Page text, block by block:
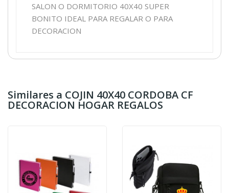
SALON O DORMITORIO 40X40 SUPER
BONITO IDEAL PARA REGALAR O PARA
DECORACION
Similares a COJIN 40X40 CORDOBA CF
DECORACION HOGAR REGALOS